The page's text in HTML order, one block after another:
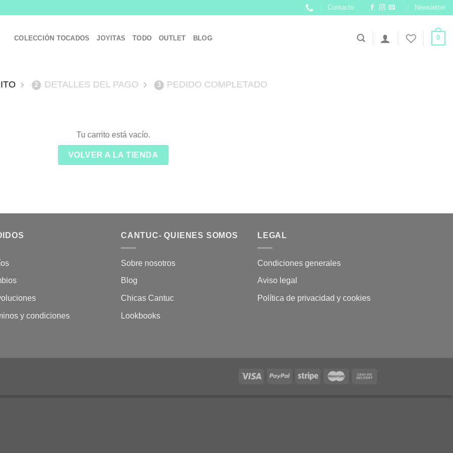
Contacto Newsletter
COLECCIÓN TOCADOS JOYITAS TODO OUTLET BLOG 0
2 DETALLES DEL PAGO 3 PEDIDO COMPLETADO
Tu carrito está vacío.
VOLVER A LA TIENDA
y condiciones
CANTUC- QUIENES SOMOS
Sobre nosotros
Blog
Chicas Cantuc
Lookbooks
LEGAL
Condiciones generales
Aviso legal
Política de privacidad y cookies